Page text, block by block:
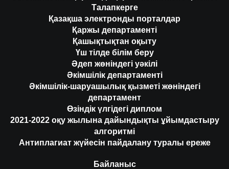
Талапкерге
Қазақша электронды порталдар
Қаржы департаменті
Қашықтықтан оқыту
Үш тілде білім беру
Әдеп жөніндегі уәкілі
Әкімшілік департаменті
Әкімшілік-шаруашылық қызметі жөніндегі
департамент
Өзіндік үлгідегі диплом
2021-2022 оқу жылына дайындықты ұйымдастыру
алгоритмі
Антиплагиат жүйесін пайдалану туралы ереже
Байланыс